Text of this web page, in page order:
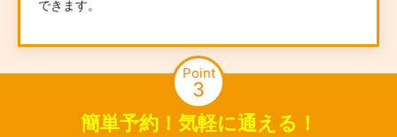
できます。
Point
3
簡単予約！気軽に通える！